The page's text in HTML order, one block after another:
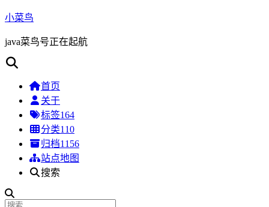
小菜鸟
java菜鸟号正在起航
首页
关于
标签164
分类110
归档1156
站点地图
搜索